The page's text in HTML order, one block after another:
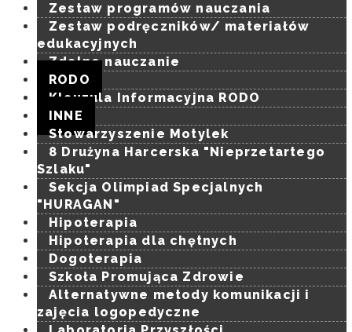
Zestaw programów nauczania
Zestaw podręczników/ materiałów
edukacyjnych
Zdalne nauczanie
RODO
Klauzula Informacyjna RODO
INNE
Stowarzyszenie Motylek
8 Drużyna Harcerska "Nieprzetartego
Szlaku"
Sekcja Olimpiad Specjalnych
"HURAGAN"
Hipoterapia
Hipoterapia dla chętnych
Dogoterapia
Szkoła Promująca Zdrowie
Alternatywne metody komunikacji i
zajęcia logopedyczne